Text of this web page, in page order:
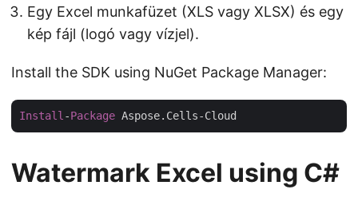
Egy Excel munkafüzet (XLS vagy XLSX) és egy
kép fájl (logó vagy vízjel).
Install the SDK using NuGet Package Manager:
Install-Package
Watermark Excel using C#